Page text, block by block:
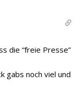
die “freie Presse”
gabs noch viel und